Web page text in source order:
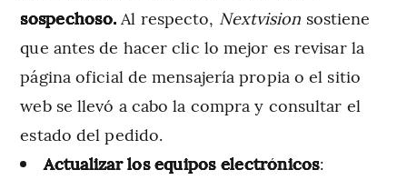
sospechoso.Al respecto, Nextvision sostiene
que antes de hacer clic lo mejor es revisar la
página oficial de mensajería propia o el sitio
web se llevó a cabo la compra y consultar el
estado del pedido.
Actualizar los equipos electrónicos: